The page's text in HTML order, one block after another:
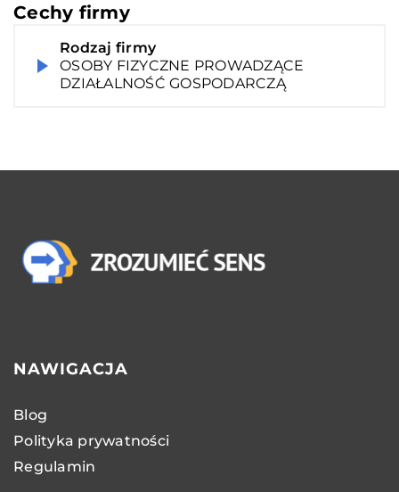
Cechy firmy
Rodzaj firmy
OSOBY FIZYCZNE PROWADZĄCE
DZIAŁALNOŚĆ GOSPODARCZĄ
NAWIGACJA
Blog
Polityka prywatności
Regulamin